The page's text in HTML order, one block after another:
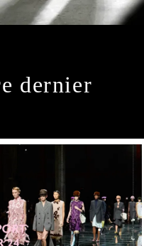
dernier